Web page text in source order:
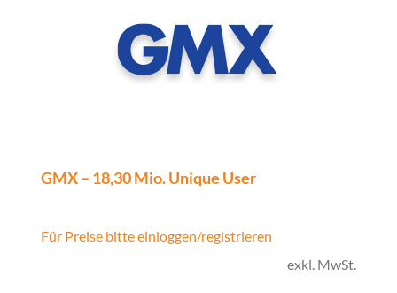
GMX – 18,30 Mio. Unique User
Für Preise bitte einloggen/registrieren
exkl. MwSt.